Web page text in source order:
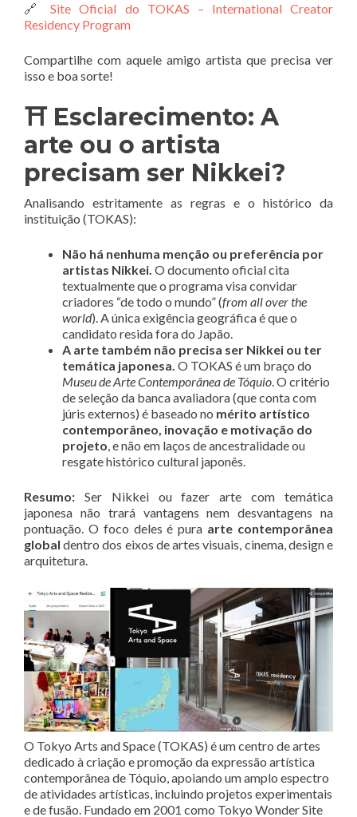
🔗Site Oficial do TOKAS – International Creator
Residency Program
Compartilhe com aquele amigo artista que precisa ver
isso e boa sorte!
⛩️ Esclarecimento: A
arte ou o artista
precisam ser Nikkei?
Analisando estritamente as regras e o histórico da
instituição (TOKAS):
Não há nenhuma menção ou preferência por
artistas Nikkei. O documento oficial cita
textualmente que o programa visa convidar
criadores “de todo o mundo” (from all over the
world). A única exigência geográfica é que o
candidato resida fora do Japão.
A arte também não precisa ser Nikkei ou ter
temática japonesa. O TOKAS é um braço do
Museu de Arte Contemporânea de Tóquio. O critério
de seleção da banca avaliadora (que conta com
júris externos) é baseado no mérito artístico
contemporâneo, inovação e motivação do
projeto, e não em laços de ancestralidade ou
resgate histórico cultural japonês.
Resumo: Ser Nikkei ou fazer arte com temática
japonesa não trará vantagens nem desvantagens na
pontuação. O foco deles é pura arte contemporânea
global dentro dos eixos de artes visuais, cinema, design e
arquitetura.
O Tokyo Arts and Space (TOKAS) é um centro de artes
dedicado à criação e promoção da expressão artística
contemporânea de Tóquio, apoiando um amplo espectro
de atividades artísticas, incluindo projetos experimentais
e de fusão. Fundado em 2001 como Tokyo Wonder Site